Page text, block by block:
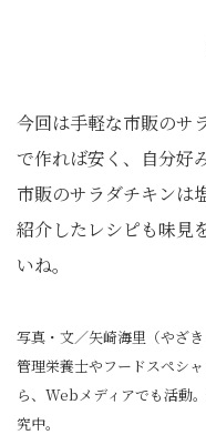
今回は手軽な市販のサ
で作れば安く、自分好
市販のサラダチキンは
紹介したレシピも味見
いね。
写真・文／矢崎海里（やざき
管理栄養士やフードスペシ
ら、Webメディアでも活動
究中。